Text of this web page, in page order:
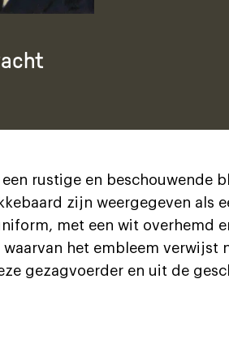
rustige en beschouwende
zijn weergegeven als
met een wit overhemd
het embleem verwijst
gezagvoerder en uit de